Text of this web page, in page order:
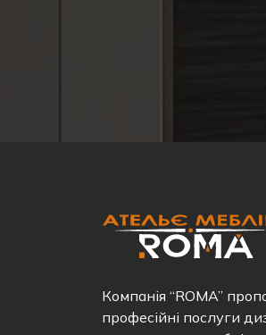
Компанія “ROMA”
професійні послуги